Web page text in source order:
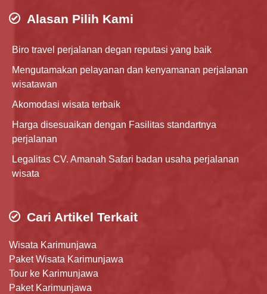
Alasan Pilih Kami
Biro travel perjalanan degan reputasi yang baik
Mengutamakan pelayanan dan kenyamanan perjalanan
wisatawan
Akomodasi wisata terbaik
Harga disesuaikan dengan Fasilitas standartnya
perjalanan
Legalitas CV. Amanah Safari badan usaha perjalanan
wisata
Cari Artikel Terkait
Wisata Karimunjawa
Paket Wisata Karimunjawa
Tour ke Karimunjawa
Paket Karimunjawa